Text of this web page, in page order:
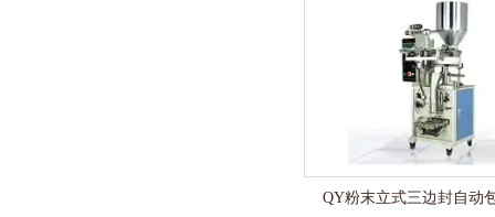
QY粉末立式三边封自动